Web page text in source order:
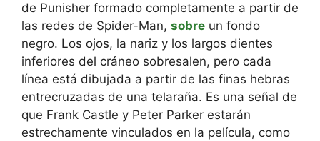
de Punisher formado completamente a partir de
las redes de Spider-Man, sobre un fondo
negro. Los ojos, la nariz y los largos dientes
inferiores del cráneo sobresalen, pero cada
línea está dibujada a partir de las finas hebras
entrecruzadas de una telaraña. Es una señal de
que Frank Castle y Peter Parker estarán
estrechamente vinculados en la película, como